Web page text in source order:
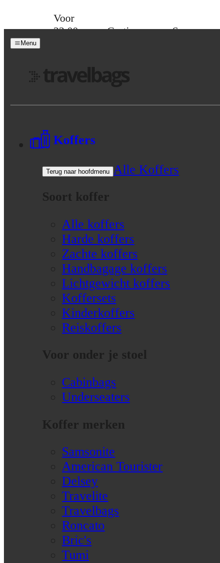
Voor
23:00
Gratis
Spaar
Menu
Koffers
Terug naar hoofdmenu
Alle Koffers
Soort koffer
Alle koffers
Harde koffers
Zachte koffers
Handbagage koffers
Lichtgewicht koffers
Koffersets
Kinderkoffers
Reiskoffers
Voor onder je stoel
Cabinbags
Underseaters
Koffer merken
Samsonite
American Tourister
Delsey
Travelite
Travelbags
Roncato
Bric's
Tumi